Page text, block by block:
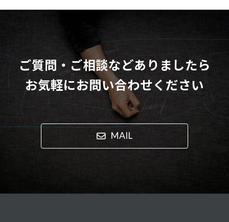
ご質問・ご相談などありましたら
お気軽にお問い合わせください
MAIL